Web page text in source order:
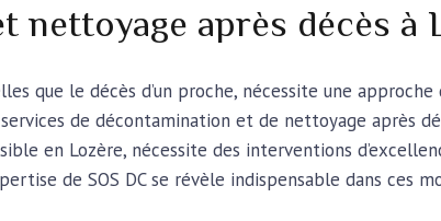
nettoyage après décès à
que le décès d’un proche, nécessite une
de décontamination et de nettoyage après
en Lozère, nécessite des interventions
de SOS DC se révèle indispensable dans ces